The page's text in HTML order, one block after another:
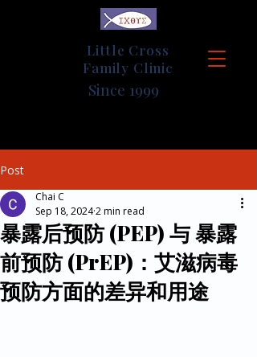
Little Cross
Family Clinic
Since 1999
Post
暴露后预防 (PEP) 与 暴露
前预防 (PrEP)：艾滋病毒
预防方面的差异和用途
Chai C
Sep 18, 20242 min read